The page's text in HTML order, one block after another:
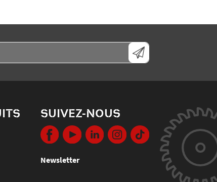
SUIVEZ-NOUS
Newsletter